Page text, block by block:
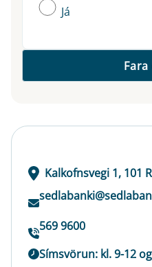
Já
Kalkofnsvegi 1, 101
569 9600
Símsvörun: kl. 9-12